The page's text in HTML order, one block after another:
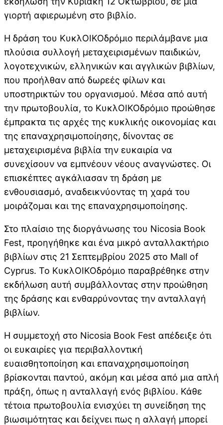
γιορτή αφιερωμένη στο βιβλίο.
Η δράση του ΚυκλΟΙΚΟδρόμιο περιλάμβανε μια
πλούσια συλλογή μεταχειρισμένων παιδικών,
λογοτεχνικών, ελληνικών και αγγλικών βιβλίων,
που προήλθαν από δωρεές φίλων και
υποστηρικτών του οργανισμού. Μέσα από αυτή
την πρωτοβουλία, το ΚυκλΟΙΚΟδρόμιο προώθησε
έμπρακτα τις αρχές της κυκλικής οικονομίας και
της επαναχρησιμοποίησης, δίνοντας σε
μεταχειρισμένα βιβλία την ευκαιρία να
συνεχίσουν να εμπνέουν νέους αναγνώστες. Οι
επισκέπτες αγκάλιασαν τη δράση με
ενθουσιασμό, αναδεικνύοντας τη χαρά του
μοιράζομαι και της επαναχρησιμοποίησης.
Στο πλαίσιο της διοργάνωσης του Nicosia Book
Fest, προηγήθηκε και ένα μικρό ανταλλακτήριο
βιβλίων στις 21 Σεπτεμβρίου 2025 στο Mall of
Cyprus. Το ΚυκλΟΙΚΟδρόμιο παραβρέθηκε στην
εκδήλωση αυτή συμβάλλοντας στην προώθηση
της δράσης και ενθαρρύνοντας την ανταλλαγή
βιβλίων.
Η συμμετοχή στο Nicosia Book Fest απέδειξε ότι
οι ευκαιρίες για περιβαλλοντική
ευαισθητοποίηση και επαναχρησιμοποίηση
βρίσκονται παντού, ακόμη και μέσα από μια απλή
πράξη, όπως η ανταλλαγή ενός βιβλίου. Κάθε
τέτοια πρωτοβουλία ενισχύει τη συνείδηση της
βιωσιμότητας και δείχνει πως η αλλαγή μπορεί